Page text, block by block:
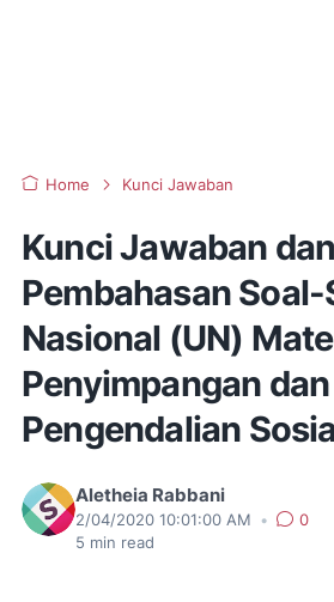
Home Kunci Jawaban
Kunci Jawaban dan
Pembahasan
Nasional (UN)
Penyimpangan dan
Pengendalian
Aletheia Rabbani
2/04/2020 10:01:00 AM •
0
5 min read